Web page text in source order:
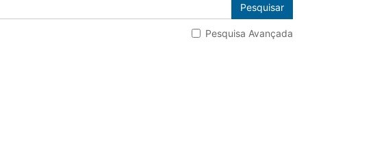
Pesquisar
Pesquisa Avançada